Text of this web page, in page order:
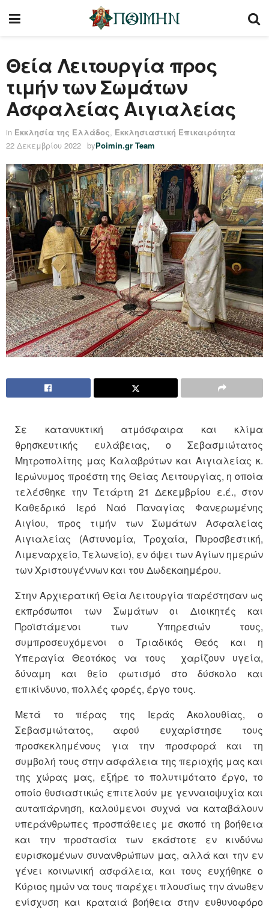
Θεία Λειτουργία προς
τιμήν των Σωμάτων
Ασφαλείας Αιγιαλείας
in Εκκλησία της Ελλάδος, Εκκλησιαστική Επικαιρότητα
22 Δεκεμβρίου 2022 byPoimin.gr Team
Σε κατανυκτική ατμόσφαιρα και κλίμα
θρησκευτικής ευλάβειας, ο Σεβασμιώτατος
Μητροπολίτης μας Καλαβρύτων και Αιγιαλείας κ.
Ιερώνυμος προέστη της Θείας Λειτουργίας, η οποία
τελέσθηκε την Τετάρτη 21 Δεκεμβρίου ε.έ., στον
Καθεδρικό Ιερό Ναό Παναγίας Φανερωμένης
Αιγίου, προς τιμήν των Σωμάτων Ασφαλείας
Αιγιαλείας (Αστυνομία, Τροχαία, Πυροσβεστική,
Λιμεναρχείο, Τελωνείο), εν όψει των Αγίων ημερών
των Χριστουγέννων και του Δωδεκαημέρου.
Στην Αρχιερατική Θεία Λειτουργία παρέστησαν ως
εκπρόσωποι των Σωμάτων οι Διοικητές και
Προϊστάμενοι των Υπηρεσιών τους,
συμπροσευχόμενοι ο Τριαδικός Θεός και η
Υπεραγία Θεοτόκος να τους χαρίζουν υγεία,
δύναμη και θείο φωτισμό στο δύσκολο και
επικίνδυνο, πολλές φορές, έργο τους.
Μετά το πέρας της Ιεράς Ακολουθίας, ο
Σεβασμιώτατος, αφού ευχαρίστησε τους
προσκεκλημένους για την προσφορά και τη
συμβολή τους στην ασφάλεια της περιοχής μας και
της χώρας μας, εξήρε το πολυτιμότατο έργο, το
οποίο θυσιαστικώς επιτελούν με γενναιοψυχία και
αυταπάρνηση, καλούμενοι συχνά να καταβάλουν
υπεράνθρωπες προσπάθειες με σκοπό τη βοήθεια
και την προστασία των εκάστοτε εν κινδύνω
ευρισκομένων συνανθρώπων μας, αλλά και την εν
γένει κοινωνική ασφάλεια, και τους ευχήθηκε ο
Κύριος ημών να τους παρέχει πλουσίως την άνωθεν
ενίσχυση και κραταιά βοήθεια στην ευθυνοφόρο